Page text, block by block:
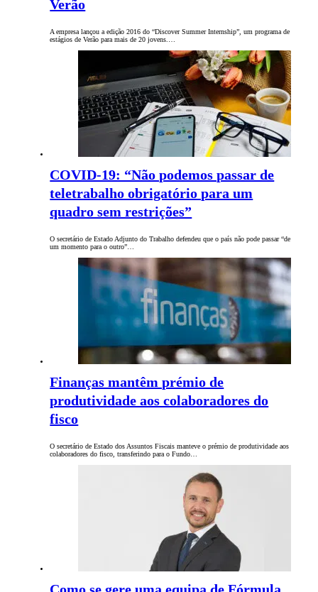
Verão
A empresa lançou a edição 2016 do “Discover Summer Internship”, um programa de
estágios de Verão para mais de 20 jovens.…
COVID-19: “Não podemos passar de
teletrabalho obrigatório para um
quadro sem restrições”
O secretário de Estado Adjunto do Trabalho defendeu que o país não pode passar “de
um momento para o outro”…
Finanças mantêm prémio de
produtividade aos colaboradores do
fisco
O secretário de Estado dos Assuntos Fiscais manteve o prémio de produtividade aos
colaboradores do fisco, transferindo para o Fundo…